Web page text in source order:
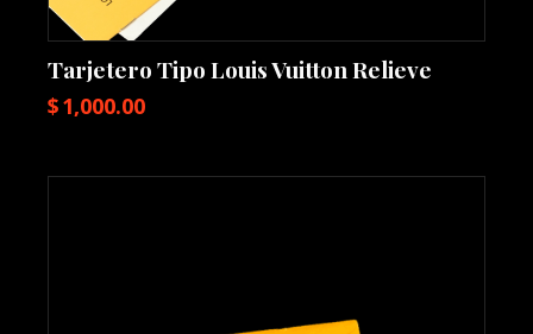
Tarjetero Tipo Louis Vuitton Relieve
$1,000.00